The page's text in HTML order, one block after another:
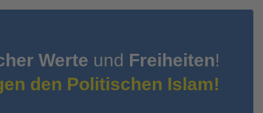
Werte und Freiheiten!
den Politischen Islam!